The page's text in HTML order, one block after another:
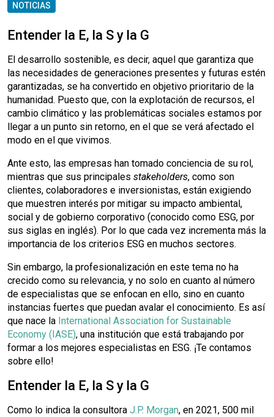
NOTICIAS
Entender la E, la S y la G
El desarrollo sostenible, es decir, aquel que garantiza que
las necesidades de generaciones presentes y futuras estén
garantizadas, se ha convertido en objetivo prioritario de la
humanidad. Puesto que, con la explotación de recursos, el
cambio climático y las problemáticas sociales estamos por
llegar a un punto sin retorno, en el que se verá afectado el
modo en el que vivimos.
Ante esto, las empresas han tomado conciencia de su rol,
mientras que sus principales stakeholders, como son
clientes, colaboradores e inversionistas, están exigiendo
que muestren interés por mitigar su impacto ambiental,
social y de gobierno corporativo (conocido como ESG, por
sus siglas en inglés). Por lo que cada vez incrementa más la
importancia de los criterios ESG en muchos sectores.
Sin embargo, la profesionalización en este tema no ha
crecido como su relevancia, y no solo en cuanto al número
de especialistas que se enfocan en ello, sino en cuanto
instancias fuertes que puedan avalar el conocimiento. Es así
que nace la International Association for Sustainable
Economy (IASE), una institución que está trabajando por
formar a los mejores especialistas en ESG. ¡Te contamos
sobre ello!
Entender la E, la S y la G
Como lo indica la consultora J.P. Morgan, en 2021, 500 mil